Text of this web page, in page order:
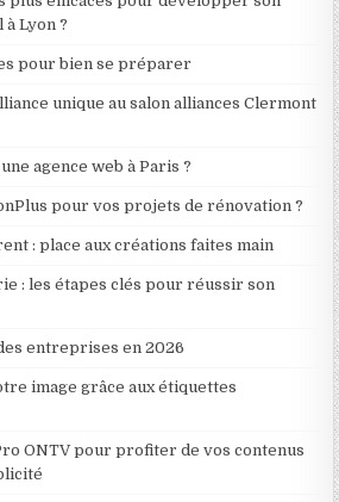
Lyon ?
pour bien se préparer
unique au salon alliances Clermont
agence web à Paris ?
pour vos projets de rénovation ?
: place aux créations faites main
: les étapes clés pour réussir son
entreprises en 2026
image grâce aux étiquettes
ONTV pour profiter de vos contenus